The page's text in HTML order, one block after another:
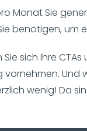
Monat Sie
benötigen,
sich Ihre
Und
wenig! Da